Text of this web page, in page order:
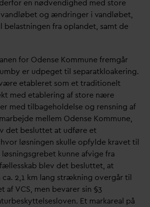
en nødvendighed med store
vandløbet og ændringer i vandløbet,
belastningen fra oplandet, samt de
for Odense Kommune fremgår
er udpeget til separatkloakering.
etableret som et traditionelt
med etablering af store nære
med tilbageholdelse og rensning af
mellem Odense Kommune,
det besluttet at udføre et
løsningen skulle opfylde kravet til
løsningsgrebet kunne afvige fra
blev det besluttet, at
ca. 2,1 km lang strækning overgår til
af VCS, men bevarer sin §3
Et markareal på